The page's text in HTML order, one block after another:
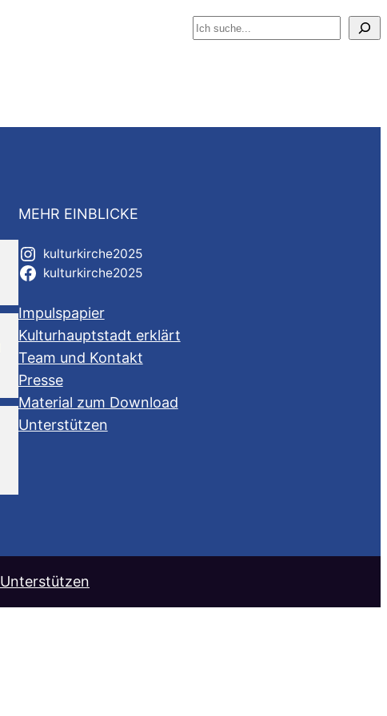
Suchen
MEHR EINBLICKE
kulturkirche2025
kulturkirche2025
Impulspapier
Kulturhauptstadt erklärt
Team und Kontakt
Presse
Material zum Download
Unterstützen
Unterstützen